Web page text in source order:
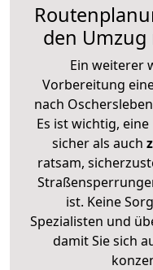
den Umzug
Ein weiterer
Vorbereitung
nach
Es ist wichtig,
sicher als auch
ratsam,
ist. Keine
Spezialisten und
damit Sie sich